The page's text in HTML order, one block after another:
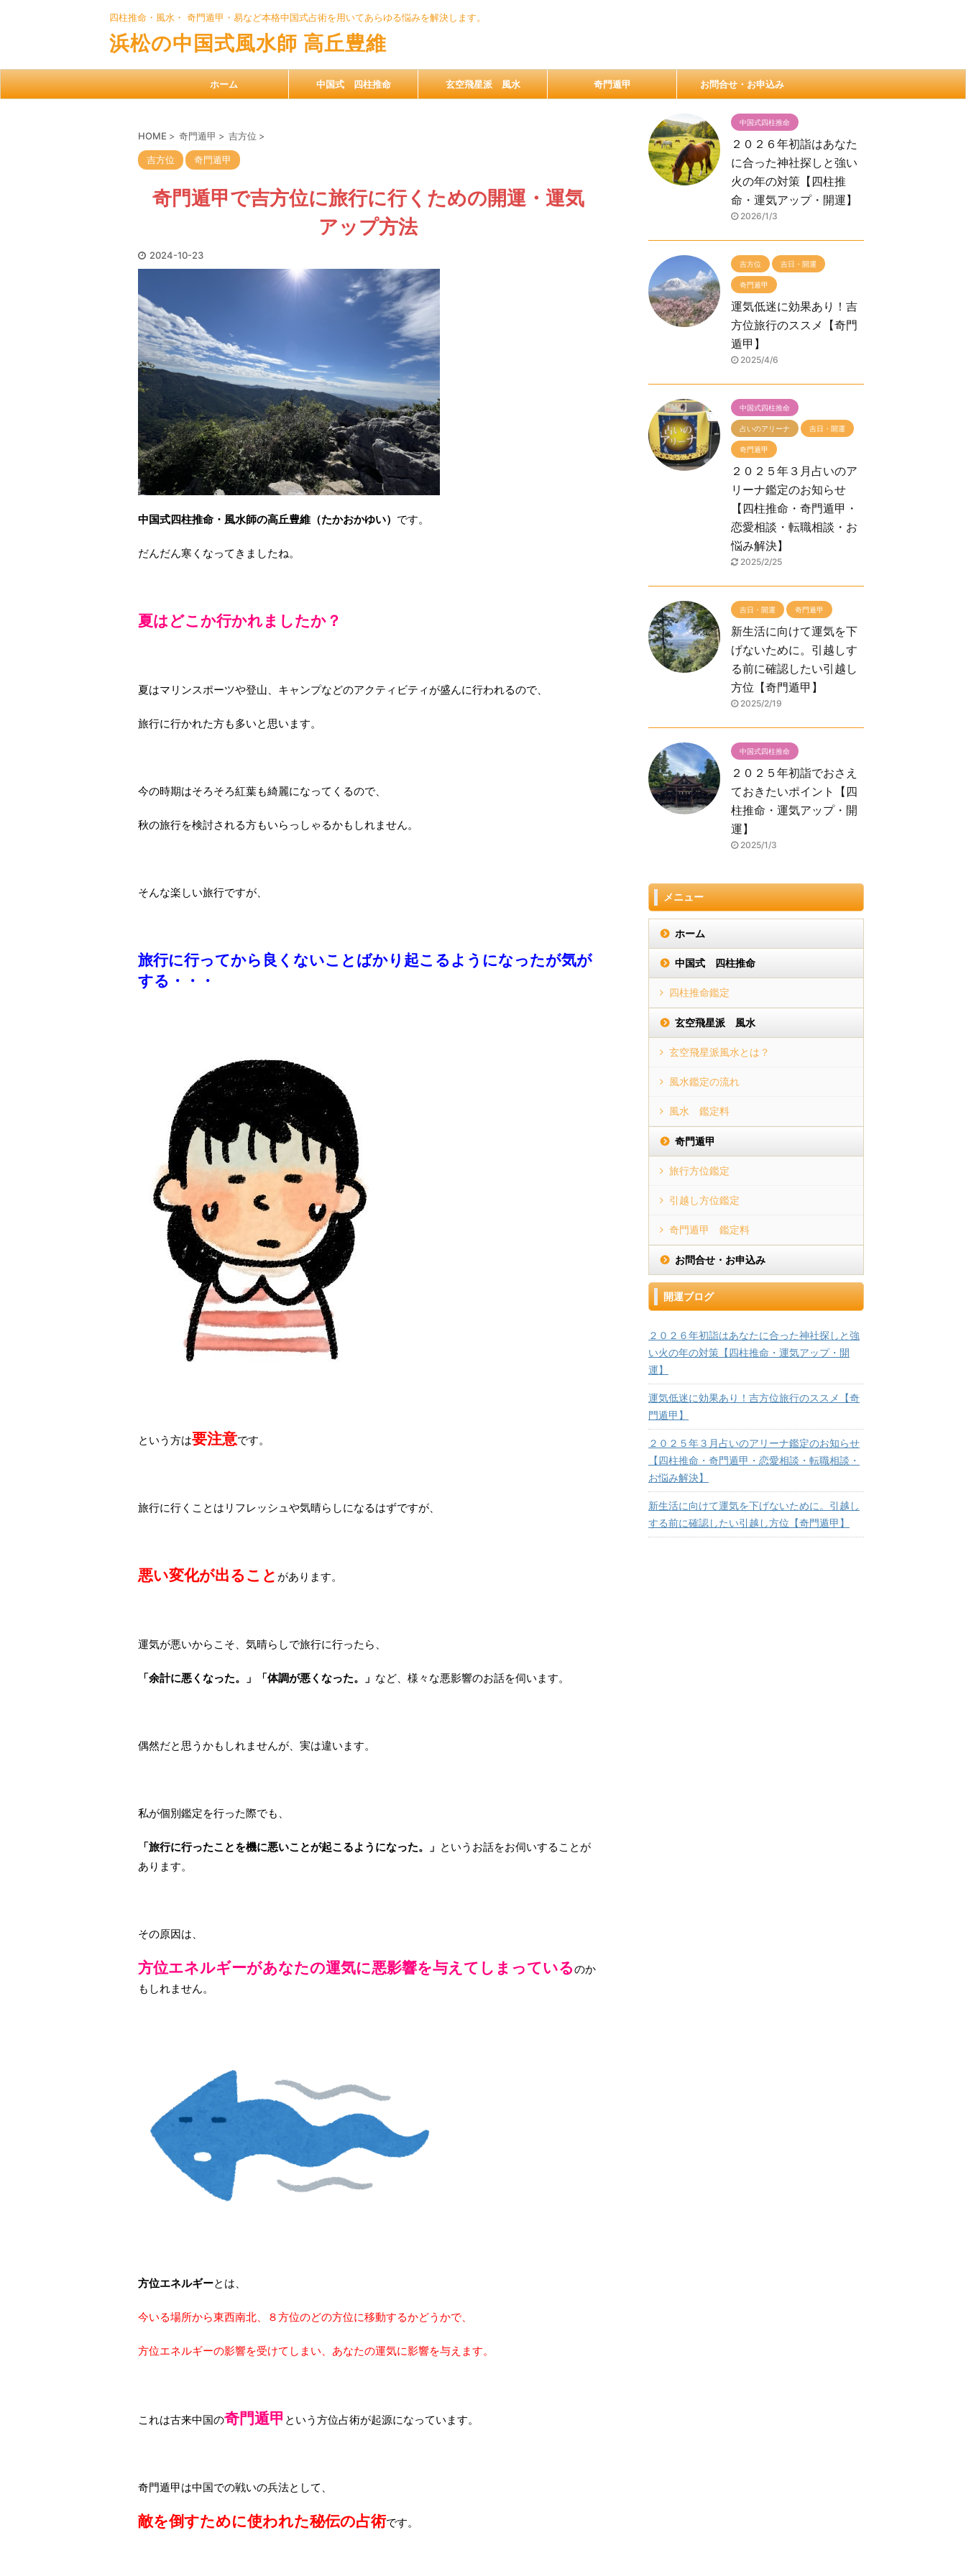
四柱推命・風水・ 奇門遁甲・易など本格中国式占術を用いてあらゆる悩みを解決します。
浜松の中国式風水師 高丘豊維
ホーム 中国式 四柱推命 玄空飛星派 風水 奇門遁甲 お問合せ・お申込み
HOME > 奇門遁甲 > 吉方位 >
吉方位 奇門遁甲
奇門遁甲で吉方位に旅行に行くための開運・運気
アップ方法
2024-10-23
中国式四柱推命・風水師の高丘豊維（たかおかゆい） です。
だんだん寒くなってきましたね。
夏はどこか行かれましたか？
夏はマリンスポーツや登山、キャンプなどのアクティビティが盛んに行われるので、
旅行に行かれた方も多いと思います。
今の時期はそろそろ紅葉も綺麗になってくるので、
秋の旅行を検討される方もいらっしゃるかもしれません。
そんな楽しい旅行ですが、
旅行に行ってから良くないことばかり起こるようになったが気が
する・・・
という方は要注意です。
旅行に行くことはリフレッシュや気晴らしになるはずですが、
悪い変化が出ること があります。
運気が悪いからこそ、気晴らしで旅行に行ったら、
「余計に悪くなった。」「体調が悪くなった。」 など、様々な悪影響のお話を伺います。
偶然だと思うかもしれませんが、実は違います。
私が個別鑑定を行った際でも、
「旅行に行ったことを機に悪いことが起こるようになった。」 というお話をお伺いすることが
あります。
その原因は、
方位エネルギーがあなたの運気に悪影響を与えてしまっているのか
もしれません。
方位エネルギーとは、
今いる場所から東西南北、８方位のどの方位に移動するかどうかで、
方位エネルギーの影響を受けてしまい、あなたの運気に影響を与えます。
これは古来中国の奇門遁甲 という方位占術が起源になっています。
奇門遁甲は中国での戦いの兵法として、
敵を倒すために使われた秘伝の占術です。
中国式四柱推命
２０２６年初詣はあなた
に合った神社探しと強い
火の年の対策【四柱推
命・運気アップ・開運】
2026/1/3
吉方位 吉日・開運
奇門遁甲
運気低迷に効果あり！吉
方位旅行のススメ【奇門
遁甲】
2025/4/6
中国式四柱推命
占いのアリーナ 吉日・開運
奇門遁甲
２０２５年３月占いのア
リーナ鑑定のお知らせ
【四柱推命・奇門遁甲・
恋愛相談・転職相談・お
悩み解決】
2025/2/25
吉日・開運 奇門遁甲
新生活に向けて運気を下
げないために。引越しす
る前に確認したい引越し
方位【奇門遁甲】
2025/2/19
中国式四柱推命
２０２５年初詣でおさえ
ておきたいポイント【四
柱推命・運気アップ・開
運】
2025/1/3
メニュー
ホーム
中国式 四柱推命
四柱推命鑑定
玄空飛星派 風水
玄空飛星派風水とは？
風水鑑定の流れ
風水 鑑定料
奇門遁甲
旅行方位鑑定
引越し方位鑑定
奇門遁甲 鑑定料
お問合せ・お申込み
開運ブログ
２０２６年初詣はあなたに合った神社探しと強
い火の年の対策【四柱推命・運気アップ・開
運】
運気低迷に効果あり！吉方位旅行のススメ【奇
門遁甲】
２０２５年３月占いのアリーナ鑑定のお知らせ
【四柱推命・奇門遁甲・恋愛相談・転職相談・
お悩み解決】
新生活に向けて運気を下げないために。引越し
する前に確認したい引越し方位【奇門遁甲】